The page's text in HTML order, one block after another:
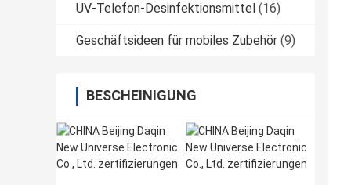
UV-Telefon-Desinfektionsmittel (16)
Geschäftsideen für mobiles Zubehör (9)
BESCHEINIGUNG